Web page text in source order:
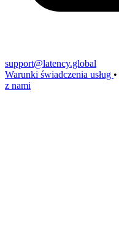
support@latency.global
Warunki świadczenia usług •
z nami